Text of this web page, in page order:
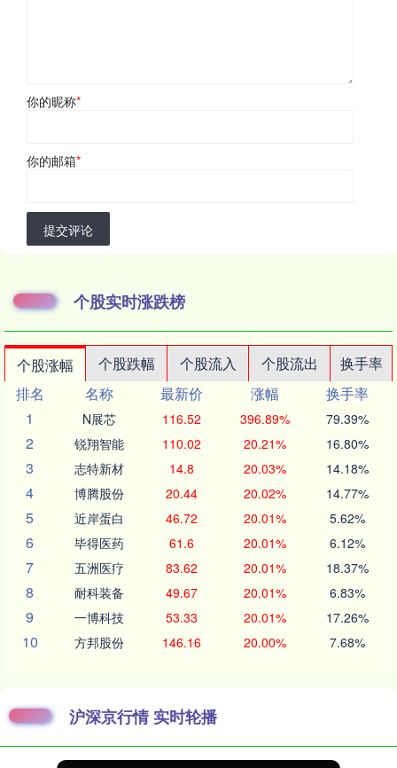
你的昵称*
你的邮箱*
提交评论
个股实时涨跌榜
个股涨幅 个股跌幅 个股流入 个股流出
换手率
排名
名称 最新价 涨幅
换手率
1
N展芯 116.52 396.89% 79.39%
2 锐翔智能 110.02 20.21% 16.80%
3 志特新材 14.8 20.03% 14.18%
4 博腾股份 20.44 20.02% 14.77%
5 近岸蛋白 46.72 20.01% 5.62%
6 毕得医药 61.6 20.01% 6.12%
7 五洲医疗 83.62 20.01% 18.37%
8 耐科装备 49.67 20.01% 6.83%
9 一博科技 53.33 20.01% 17.26%
10 方邦股份 146.16 20.00% 7.68%
沪深京行情 实时轮播